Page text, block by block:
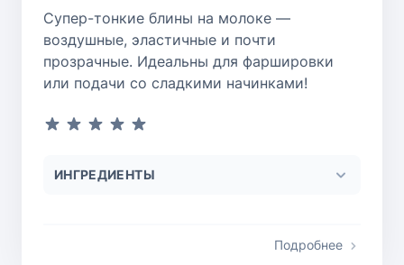
Супер-тонкие блины на молоке —
воздушные, эластичные и почти
прозрачные. Идеальны для фаршировки
или подачи со сладкими начинками!
ИНГРЕДИЕНТЫ
Подробнее